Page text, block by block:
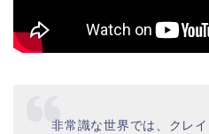
非常識な世界では、クレ